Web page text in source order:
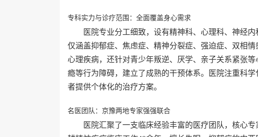
专科实力与诊疗范围：全面覆盖身心需求
医院专业分工细致，设有精神科、心理科、神经
仅涵盖抑郁症、焦虑症、精神分裂症、强迫症、双相
心理疾病，还针对青少年叛逆、厌学、亲子关系紧张
瘾等行为障碍，建立了成熟的干预体系。医院注重科
者提供个体化的治疗方案。
名医团队：京豫两地专家强强联合
医院汇聚了一支临床经验丰富的医疗团队，核心